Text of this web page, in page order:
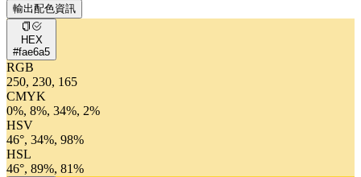
輸出配色資訊
HEX
#fae6a5
RGB
250, 230, 165
CMYK
0%, 8%, 34%, 2%
HSV
46°, 34%, 98%
HSL
46°, 89%, 81%